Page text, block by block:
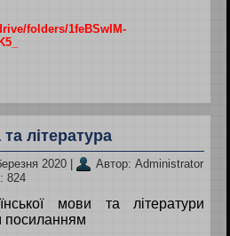
folders/1feBSwIM-
література
2020
Автор: Administrator
824
мови та літератури
посиланням